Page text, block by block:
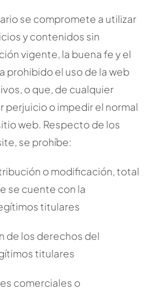
se compromete a utilizar
y contenidos sin
vigente, la buena fe y el
prohibido el uso de la web
o que, de cualquier
perjuicio o impedir el normal
web. Respecto de los
se prohíbe:
o modificación, total
se cuente con la
titulares
de los derechos del
titulares
comerciales o